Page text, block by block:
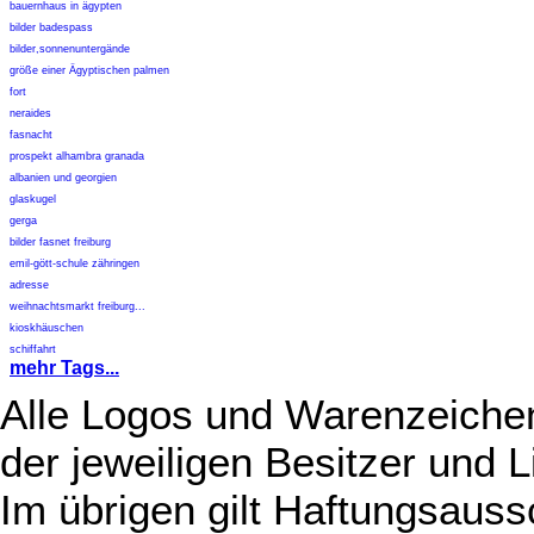
bauernhaus in ägypten
bilder badespass
bilder,sonnenuntergände
größe einer Ägyptischen palmen
fort
neraides
fasnacht
prospekt alhambra granada
albanien und georgien
glaskugel
gerga
bilder fasnet freiburg
emil-gött-schule zähringen
adresse
weihnachtsmarkt freiburg...
kioskhäuschen
schiffahrt
mehr Tags...
Alle Logos und
der jeweiligen Besitzer und
Im übrigen gilt